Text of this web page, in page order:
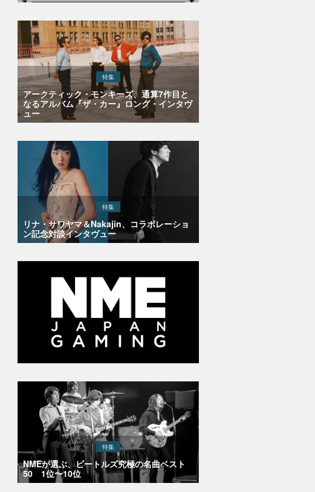
特集
アークティック・モンキーズ、通算7作目と
なるアルバム『ザ・カー』ロング・インタヴ
ュー
特集
リナ・サワヤマ＆Nakajin、コラボレーショ
ン記念対談インタヴュー
特集
NMEが選ぶ、ビートルズ究極の名曲ベスト
50 1位〜10位